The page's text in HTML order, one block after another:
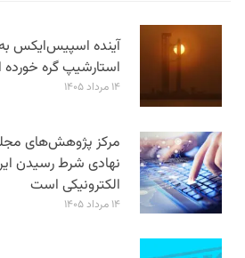
آینده اسپیس‌ایکس
استارشیپ گره
۱۴ مرداد ۱۴۰۵
مرکز پژوهش‌های
الکترونیکی است
۱۴ مرداد ۱۴۰۵